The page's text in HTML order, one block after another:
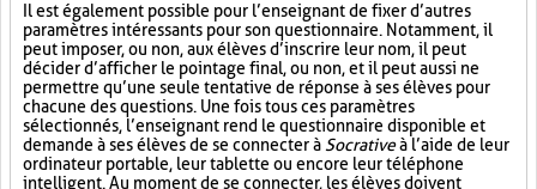
Il est également possible pour l’enseignant de fixer d’autres
paramètres intéressants pour son questionnaire. Notamment, il
peut imposer, ou non, aux élèves d’inscrire leur nom, il peut
décider d’afficher le pointage final, ou non, et il peut aussi ne
permettre qu’une seule tentative de réponse à ses élèves pour
chacune des questions. Une fois tous ces paramètres
sélectionnés, l’enseignant rend le questionnaire disponible et
demande à ses élèves de se connecter à Socrativeà l’aide de leur
ordinateur portable, leur tablette ou encore leur téléphone
intelligent. Au moment de se connecter, les élèves doivent